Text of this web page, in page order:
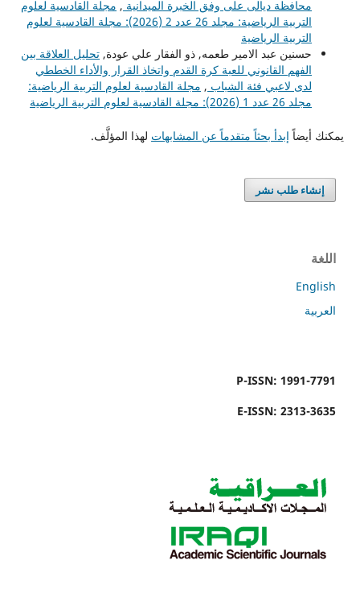
محافظة ديالى على وفق الخبرة الميدانية , مجلة القادسية لعلوم
التربية الرياضية: مجلد 26 عدد 2 (2026): مجلة القادسية لعلوم
التربية الرياضية
حسنين عبد الامير طعمه, ذو الفقار علي عودة, تحليل العلاقة بين
الفهم القانوني للعبة كرة القدم واتخاذ القرار والأداء الخططي
لدى لاعبي فئة الشباب , مجلة القادسية لعلوم التربية الرياضية:
مجلد 26 عدد 1 (2026): مجلة القادسية لعلوم التربية الرياضية
يمكنك أيضاً إبدأ بحثاً متقدماً عن المشابهات لهذا المؤلَّف.
إنشاء طلب نشر
اللغة
English
العربية
P-ISSN: 1991-7791
E-ISSN: 2313-3635